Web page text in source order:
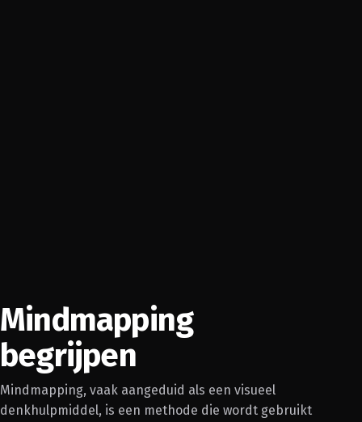
Mindmapping
begrijpen
Mindmapping, vaak aangeduid als een visueel
denkhulpmiddel, is een methode die wordt gebruikt